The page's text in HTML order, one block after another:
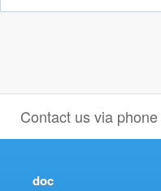
Contact us via phone
doc